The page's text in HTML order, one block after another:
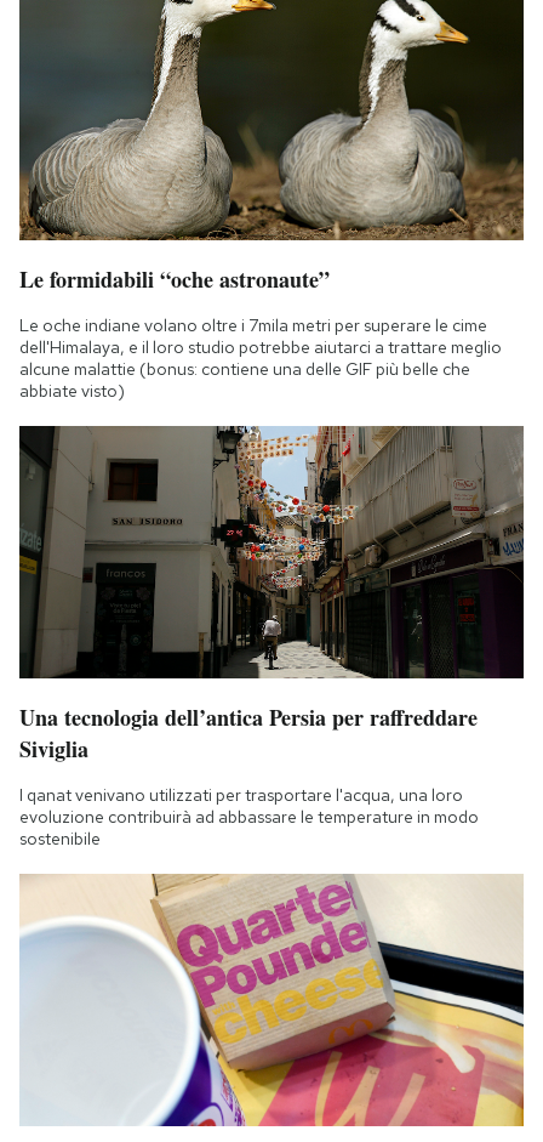
Le formidabili “oche astronaute”
Le oche indiane volano oltre i 7mila metri per superare le cime
dell'Himalaya, e il loro studio potrebbe aiutarci a trattare meglio
alcune malattie (bonus: contiene una delle GIF più belle che
abbiate visto)
Una tecnologia dell’antica Persia per raffreddare
Siviglia
I qanat venivano utilizzati per trasportare l'acqua, una loro
evoluzione contribuirà ad abbassare le temperature in modo
sostenibile